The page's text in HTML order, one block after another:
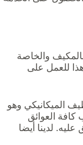
بالمكيف والخاصة
للعمل على
الميكانيكي وهو
العوائق
عليه. لدينا أيضا